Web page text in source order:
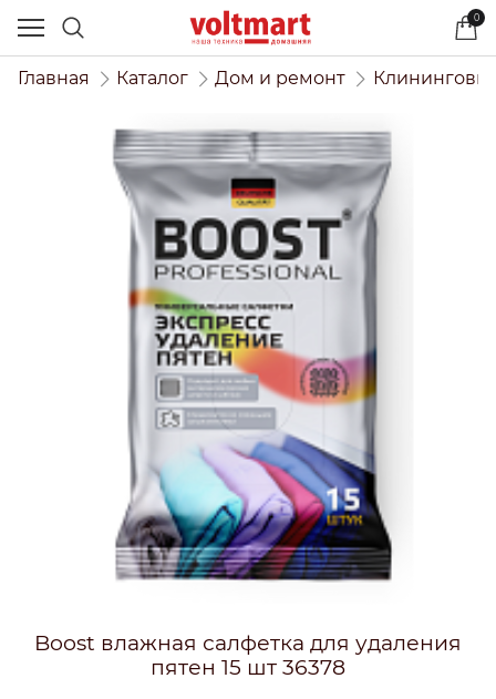
0
Главная Каталог Дом и ремонт
Boost влажная салфетка для удаления
пятен 15 шт 36378